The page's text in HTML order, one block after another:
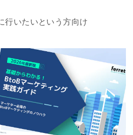
行いたいという方向け